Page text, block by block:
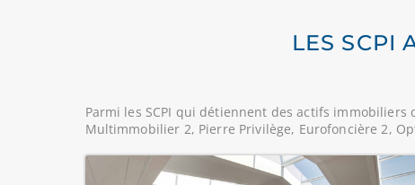
LES SCPI
Parmi les SCPI qui détiennent des actifs immobiliers
Multimmobilier 2, Pierre Privilège, Eurofoncière 2,